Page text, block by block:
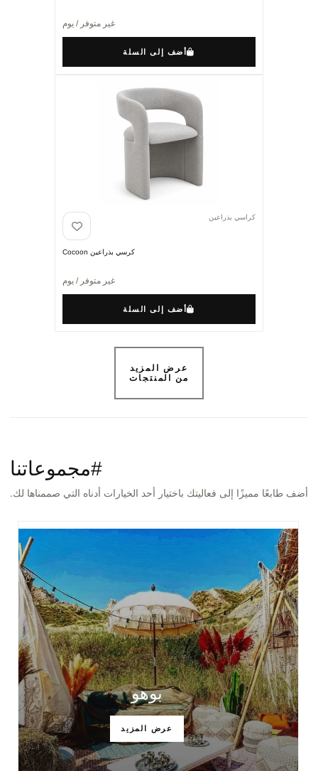
غير متوفر / يوم
أضف إلى السلة
كراسي بذراعين
كرسي بذراعين Cocoon
غير متوفر / يوم
أضف إلى السلة
عرض المزيد
من المنتجات
#مجموعاتنا
أضف طابعًا مميزًا إلى فعاليتك باختيار أحد الخيارات أدناه التي صممناها لك.
بوهو
عرض المزيد